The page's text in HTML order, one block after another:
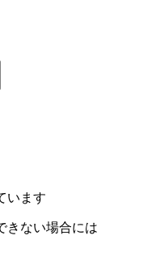
います
きない場合には